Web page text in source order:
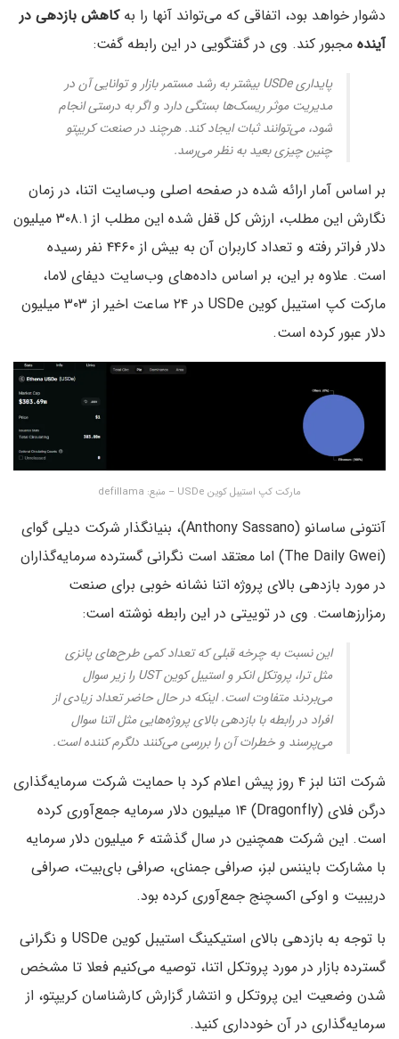
دشوار خواهد بود، اتفاقی که می‌تواند آنها را بهکاهش بازدهی در
آینده مجبور کند. وی در گفتگویی در این رابطه گفت:
پایداری USDe بیشتر به رشد مستمر بازار و توانایی آن در
مدیریت موثر ریسک‌ها بستگی دارد و اگر به درستی انجام
شود، می‌توانند ثبات ایجاد کند. هرچند در صنعت کریپتو
چنین چیزی بعید به نظر می‌رسد.
بر اساس آمار ارائه شده در صفحه اصلی وب‌سایت اتنا، در زمان
نگارش این مطلب، ارزش کل قفل شده این مطلب از ۳۰۸.۱ میلیون
دلار فراتر رفته و تعداد کاربران آن به بیش از ۴۴۶۰ نفر رسیده
است. علاوه بر این، بر اساس داده‌های وب‌سایت دیفای لاما،
مارکت کپ استیبل کوین USDe در ۲۴ ساعت اخیر از ۳۰۳ میلیون
دلار عبور کرده است.
مارکت کپ استیبل کوین USDe – منبع: defillama
آنتونی ساسانو (Anthony Sassano)، بنیانگذار شرکت دیلی گوای
(The Daily Gwei) اما معتقد است نگرانی گسترده سرمایه‌گذاران
در مورد بازدهی بالای پروژه اتنا نشانه‌ خوبی برای صنعت
رمزارزهاست. وی در توییتی در این رابطه نوشته است:
این نسبت به چرخه قبلی که تعداد کمی طرح‌های پانزی
مثل ترا، پروتکل انکر و استیبل کوین UST را زیر سوال
می‌بردند متفاوت است. اینکه در حال حاضر تعداد زیادی از
افراد در رابطه با بازدهی بالای پروژه‌هایی مثل اتنا سوال
می‌پرسند و خطرات آن را بررسی می‌کنند دلگرم کننده است.
شرکت اتنا لبز ۴ روز پیش اعلام کرد با حمایت شرکت سرمایه‌گذاری
درگن فلای (Dragonfly) ۱۴ میلیون دلار سرمایه جمع‌آوری کرده
است. این شرکت همچنین در سال گذشته ۶ میلیون دلار سرمایه
با مشارکت بایننس لبز، صرافی جمنای، صرافی بای‌بیت، صرافی
دریبیت و اوکی اکسچنج جمع‌آوری کرده بود.
با توجه به بازدهی بالای استیکینگ استیبل کوین USDe و نگرانی
گسترده بازار در مورد پروتکل اتنا، توصیه می‌کنیم فعلا تا مشخص
شدن وضعیت این پروتکل و انتشار گزارش کارشناسان کریپتو، از
سرمایه‌گذاری در آن خودداری کنید.